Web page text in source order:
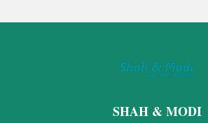
SHAH & MODI